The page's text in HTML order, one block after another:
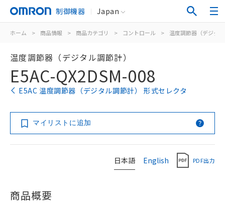
制御機器 Japan
ホーム > 商品情報 > 商品カテゴリ > コントロール > 温度調節器（デジタ
温度調節器（デジタル調節計）
E5AC-QX2DSM-008
E5AC 温度調節器（デジタル調節計） 形式セレクタ
マイリストに追加
日本語 English PDF出力
商品概要